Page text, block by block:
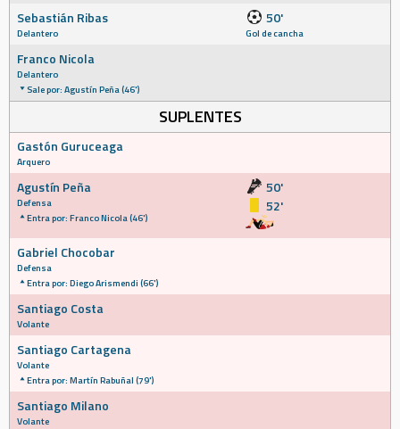
Sebastián Ribas
Delantero
50'
Gol de cancha
Franco Nicola
Delantero
Sale por: Agustín Peña (46')
SUPLENTES
Gastón Guruceaga
Arquero
Agustín Peña
Defensa
Entra por: Franco Nicola (46')
50'
52'
Gabriel Chocobar
Defensa
Entra por: Diego Arismendi (66')
Santiago Costa
Volante
Santiago Cartagena
Volante
Entra por: Martín Rabuñal (79')
Santiago Milano
Volante